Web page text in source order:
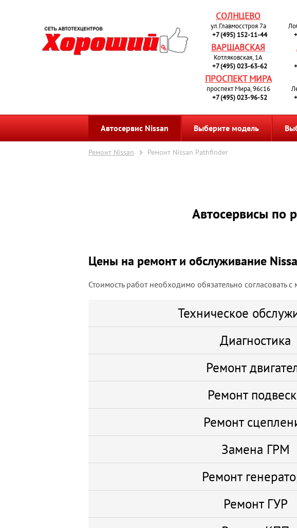
СОЛНЦЕВО
ул.Главмосстроя 7а
+7 (495) 152-11-44
ВАРШАВСКАЯ
Котляковская, 1А
+7 (495) 023-63-62
ПРОСПЕКТ МИРА
проспект Мира, 96с16
+7 (495) 023-96-52
Автосервис Nissan Выберите модель
Ремонт Nissan Ремонт Nissan Pathfinder
Автосервисы по
Цены на ремонт и обслуживание
Стоимость работ необходимо обязательно согласовать
Техническое
Диагностика
Ремонт
Ремонт
Ремонт
Замена ГРМ
Ремонт
Ремонт ГУР